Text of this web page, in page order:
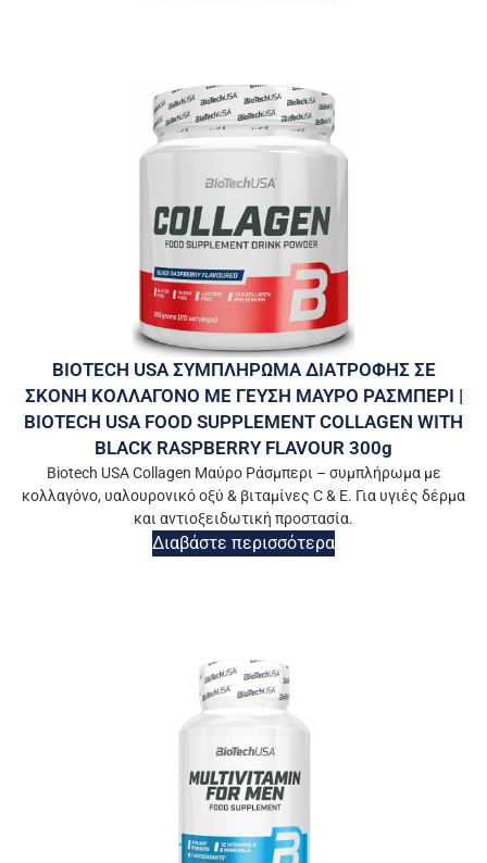
BIOTECH USA ΣΥΜΠΛΗΡΩΜΑ ΔΙΑΤΡΟΦΗΣ ΣΕ
ΣΚΟΝΗ ΚΟΛΛΑΓΟΝΟ ΜΕ ΓΕΥΣΗ ΜΑΥΡΟ ΡΑΣΜΠΕΡΙ |
BIOTECH USA FOOD SUPPLEMENT COLLAGEN WITH
BLACK RASPBERRY FLAVOUR 300g
Biotech USA Collagen Μαύρο Ράσμπερι – συμπλήρωμα με
κολλαγόνο, υαλουρονικό οξύ & βιταμίνες C & E. Για υγιές δέρμα
και αντιοξειδωτική προστασία.
Διαβάστε περισσότερα